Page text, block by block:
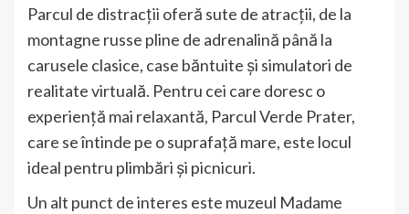
Parcul de distracții oferă sute de atracții, de la
montagne russe pline de adrenalină până la
carusele clasice, case băntuite și simulatori de
realitate virtuală. Pentru cei care doresc o
experiență mai relaxantă, Parcul Verde Prater,
care se întinde pe o suprafață mare, este locul
ideal pentru plimbări și picnicuri.
Un alt punct de interes este muzeul Madame